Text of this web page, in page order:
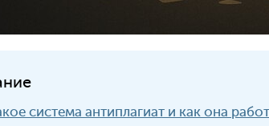
система антиплагиат и как она